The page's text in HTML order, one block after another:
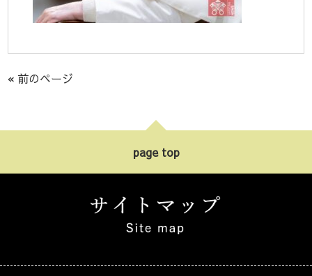
« 前のページ
page top